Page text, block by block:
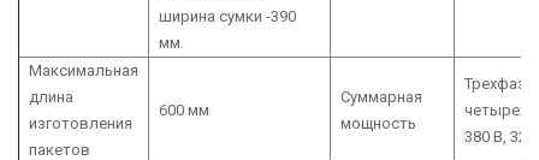
ширина сумки -390
мм.
Максимальная
длина
изготовления
пакетов
600 мм
Суммарная
мощность
380 В, 32